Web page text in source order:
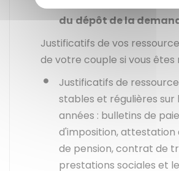
dudépôt de la
Justificatifs de vos
de votre couple si vous êtes
Justificatifs de
stables et régulières sur
années : bulletins de
d'imposition, attestation
de pension, contrat de
prestations sociales et